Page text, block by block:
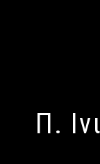
Π.